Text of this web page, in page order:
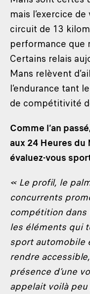
mais l’exercice
circuit de 13
performance que
Certains relais
Mans relèvent
l’endurance tant
de compétitivité
Comme l’an
aux 24 Heures du
évaluez-vous
« Le profil, le
concurrents
compétition dans
les éléments qui
sport automobile
rendre
présence d’une
appelait voilà